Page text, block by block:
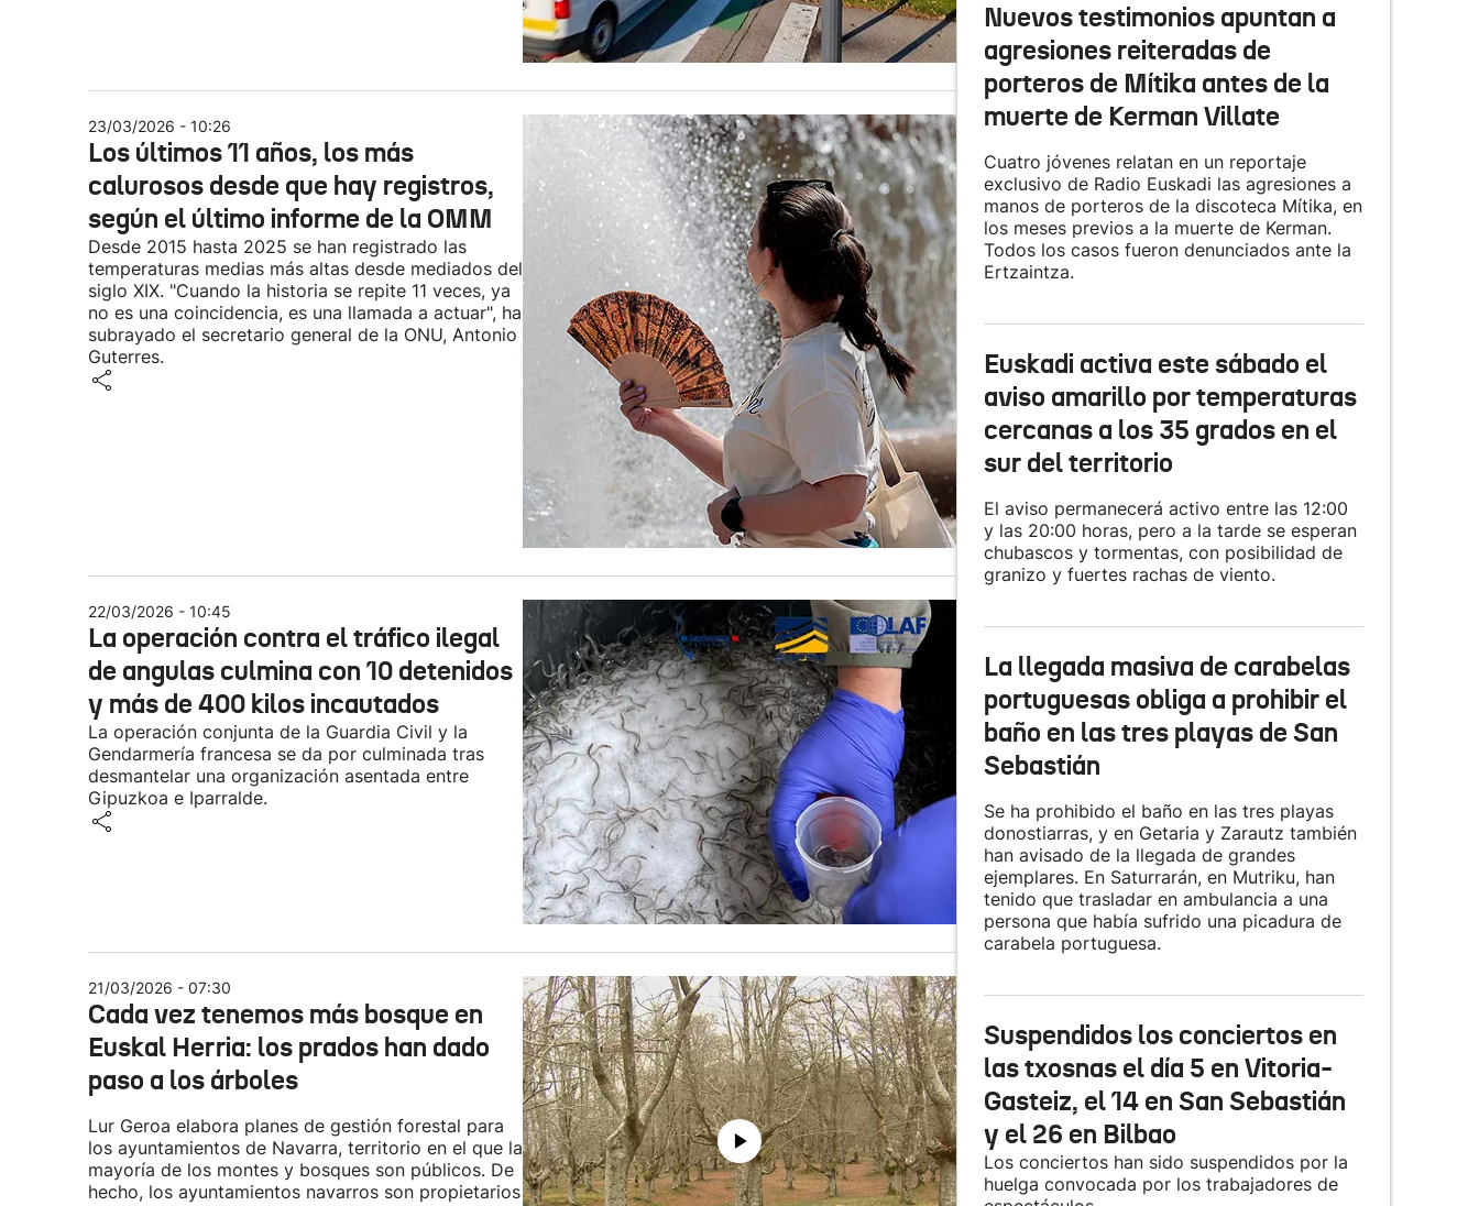
23/03/2026 - 10:26
Los últimos 11 años, los más
calurosos desde que hay registros,
según el último informe de la OMM
Desde 2015 hasta 2025 se han registrado las
temperaturas medias más altas desde mediados del
siglo XIX. "Cuando la historia se repite 11 veces, ya
no es una coincidencia, es una llamada a actuar", ha
subrayado el secretario general de la ONU, Antonio
Guterres.
22/03/2026 - 10:45
La operación contra el tráfico ilegal
de angulas culmina con 10 detenidos
y más de 400 kilos incautados
La operación conjunta de la Guardia Civil y la
Gendarmería francesa se da por culminada tras
desmantelar una organización asentada entre
Gipuzkoa e Iparralde.
21/03/2026 - 07:30
Cada vez tenemos más bosque en
Euskal Herria: los prados han dado
paso a los árboles
Lur Geroa elabora planes de gestión forestal para
los ayuntamientos de Navarra, territorio en el que la
mayoría de los montes y bosques son públicos. De
hecho, los ayuntamientos navarros son propietarios
Nuevos testimonios apuntan a
agresiones reiteradas de
porteros de Mítika antes de la
muerte de Kerman Villate
Cuatro jóvenes relatan en un reportaje
exclusivo de Radio Euskadi las agresiones a
manos de porteros de la discoteca Mítika, en
los meses previos a la muerte de Kerman.
Todos los casos fueron denunciados ante la
Ertzaintza.
Euskadi activa este sábado el
aviso amarillo por temperaturas
cercanas a los 35 grados en el
sur del territorio
El aviso permanecerá activo entre las 12:00
y las 20:00 horas, pero a la tarde se esperan
chubascos y tormentas, con posibilidad de
granizo y fuertes rachas de viento.
La llegada masiva de carabelas
portuguesas obliga a prohibir el
baño en las tres playas de San
Sebastián
Se ha prohibido el baño en las tres playas
donostiarras, y en Getaria y Zarautz también
han avisado de la llegada de grandes
ejemplares. En Saturrarán, en Mutriku, han
tenido que trasladar en ambulancia a una
persona que había sufrido una picadura de
carabela portuguesa.
Suspendidos los conciertos en
las txosnas el día 5 en Vitoria-
Gasteiz, el 14 en San Sebastián
y el 26 en Bilbao
Los conciertos han sido suspendidos por la
huelga convocada por los trabajadores de